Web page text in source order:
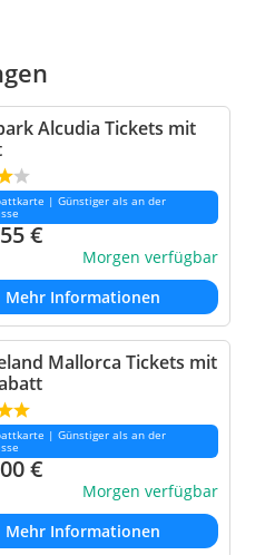
Alcudia Tickets mit
| Günstiger als an der
€
Morgen verfügbar
Mehr Informationen
Mallorca Tickets mit
| Günstiger als an der
€
Morgen verfügbar
Mehr Informationen